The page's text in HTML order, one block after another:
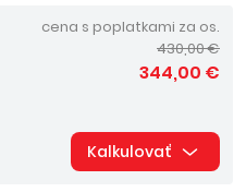
cena s poplatkami za os.
430,00 €
344,00 €
Kalkulovať